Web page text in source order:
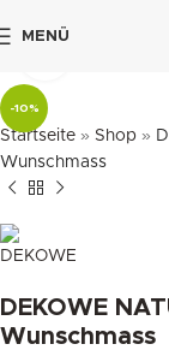
MENÜ
-10%
Startseite » Shop »
Wunschmass
DEKOWE
Wunschmass